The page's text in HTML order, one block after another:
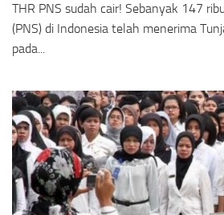
THR PNS sudah cair! Sebanyak 147
(PNS) di Indonesia telah menerima
pada...